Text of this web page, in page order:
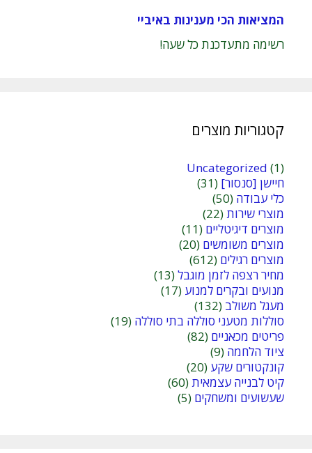
המציאות הכי מענינות באיביי
רשימה מתעדכנת כל שעה!
קטגוריות מוצרים
Uncategorized (1)
חיישן [סנסור] (31)
כלי עבודה (50)
מוצרי שירות(22)
מוצרים דיגיטליים (11)
מוצרים משומשים (20)
מוצרים רגילים (612)
מחיר רצפה לזמן מוגבל(13)
מנועים ובקרים למנוע (17)
מעגל משולב (132)
סוללות מטעני סוללה בתי סוללה (19)
פריטים מכאניים (82)
ציוד הלחמה (9)
קונקטורים שקע (20)
קיט לבנייה עצמאית(60)
שעשועים ומשחקים (5)